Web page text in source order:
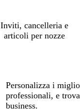
Inviti, cancelleria e
articoli per nozze
Personalizza i
professionali, e
business.